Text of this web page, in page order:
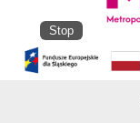
Stop